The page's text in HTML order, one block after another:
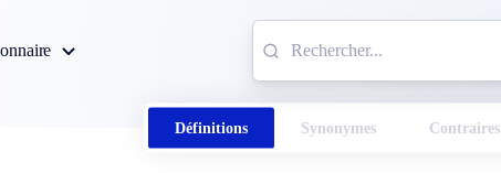
Définitions Synonymes Contraires